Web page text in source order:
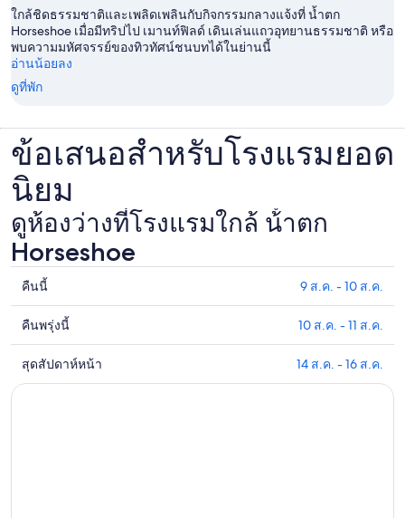
ใกล้ชิดธรรมชาติและเพลิดเพลินกับกิจกรรมกลางแจ้งที่ น้ำตก
Horseshoe เมื่อมีทริปไป เมานท์ฟิลด์ เดินเล่นแถวอุทยานธรรมชาติ หรือ
พบความมหัศจรรย์ของทิวทัศน์ชนบทได้ในย่านนี้
อ่านน้อยลง
ดูที่พัก
ข้อเสนอสำหรับโรงแรมยอด
นิยม
ดูห้องว่างที่โรงแรมใกล้ น้ําตก
Horseshoe
ดูรา
คา
ที่พัก
ใกล้
น้ํา
คืนนี้ 9 ส.ค. - 10 ส.ค.
ดูรา
คา
ที่พัก
คืนพรุ่งนี้ 10 ส.ค. - 11 ส.ค.
ดูรา
คา
สุดสัปดาห์หน้า 14 ส.ค. - 16 ส.ค.